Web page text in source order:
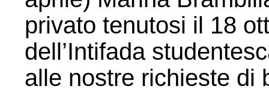
privato tenutosi il 18
dell’Intifada
alle nostre richieste di